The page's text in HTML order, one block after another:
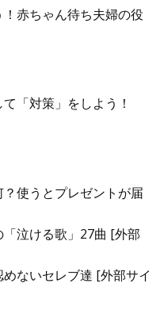
赤ちゃん待ち夫婦の役
「対策」をしよう！
使うとプレゼントが届
泣ける歌」27曲 [外部
ないセレブ達 [外部サイ